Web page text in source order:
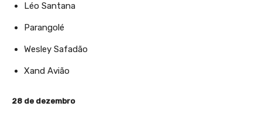
Léo Santana
Parangolé
Wesley Safadão
Xand Avião
28 de dezembro